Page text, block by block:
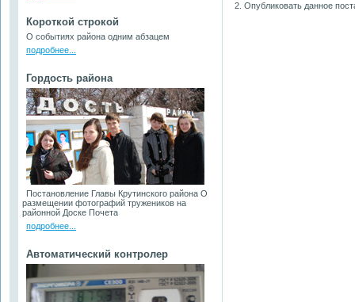
Короткой строкой
О событиях района одним абзацем
подробнее...
Гордость района
Постановление Главы Крутинского района О
размещении фотографий тружеников на
районной Доске Почета
подробнее...
Автоматический контролер
2. Опубликовать данное